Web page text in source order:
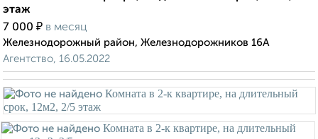
этаж
7 000 ₽ в месяц
Железнодорожный район, Железнодорожников 16А
Агентство, 16.05.2022